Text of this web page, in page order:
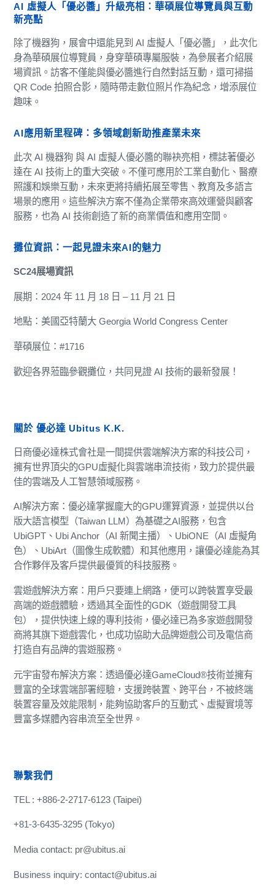
AI 虛擬人「優必醬」升級亮相：華碩展位導覽員與互動
新亮點
除了機器狗，展會中還能見到 AI 虛擬人「優必醬」，此次化
身為華碩展位導覽員，身穿華碩專屬服裝，為參展者介紹展
場資訊。訪客不僅能與優必醬進行自然對話互動，還可掃描
QR Code 拍照合影，隨時帶走數位照片作為紀念，增添展位
趣味。
AI應用新里程碑：多領域創新助推產業未來
此次 AI 機器狗 與 AI 虛擬人優必醬的聯袂亮相，標誌著優必
達在 AI 技術上的重大突破。不僅可應用於工業自動化、醫療
照護和娛樂互動，未來更將持續拓展至零售、教育及多語言
場景的應用。這些解決方案不僅為企業帶來高效運營與顧客
服務，也為 AI 技術創造了新的商業價值和應用空間。
攤位資訊：一起見證未來AI的魅力
SC24展場資訊
展期：2024 年 11 月 18 日 – 11 月 21 日
地點：美國亞特蘭大 Georgia World Congress Center
華碩展位：#1716
歡迎各界蒞臨參觀攤位，共同見證 AI 技術的最新發展！
關於 優必達 Ubitus K.K.
日商優必達株式會社是一間提供雲端解決方案的科技公司，
擁有世界頂尖的GPU虛擬化與雲端串流技術，致力於提供最
佳的雲端及人工智慧領域服務。
AI解決方案：優必達掌握龐大的GPU運算資源，並提供以台
版大語言模型（Taiwan LLM）為基礎之AI服務，包含
UbiGPT、Ubi Anchor（AI 新聞主播）、UbiONE（AI 虛擬角
色）、UbiArt（圖像生成軟體）和其他應用，讓優必達能為其
合作夥伴及客戶提供最優質的科技服務。
雲遊戲解決方案：用戶只要連上網路，便可以跨裝置享受最
高端的遊戲體驗，透過其全面性的GDK（遊戲開發工具
包），提供快速上線的專利技術，優必達已為多家遊戲開發
商將其旗下遊戲雲化，也成功協助大品牌遊戲公司及電信商
打造自有品牌的雲遊服務。
元宇宙發布解決方案：透過優必達GameCloud®技術並擁有
豐富的全球雲端部署經驗，支援跨裝置、跨平台，不被終端
裝置容量及效能限制，能夠協助客戶的互動式、虛擬實境等
豐富多媒體內容串流至全世界。
聯繫我們
TEL : +886-2-2717-6123 (Taipei)
+81-3-6435-3295 (Tokyo)
Media contact: pr@ubitus.ai
Business inquiry: contact@ubitus.ai